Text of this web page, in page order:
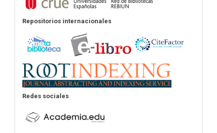
Repositorios internacionales
Redes sociales